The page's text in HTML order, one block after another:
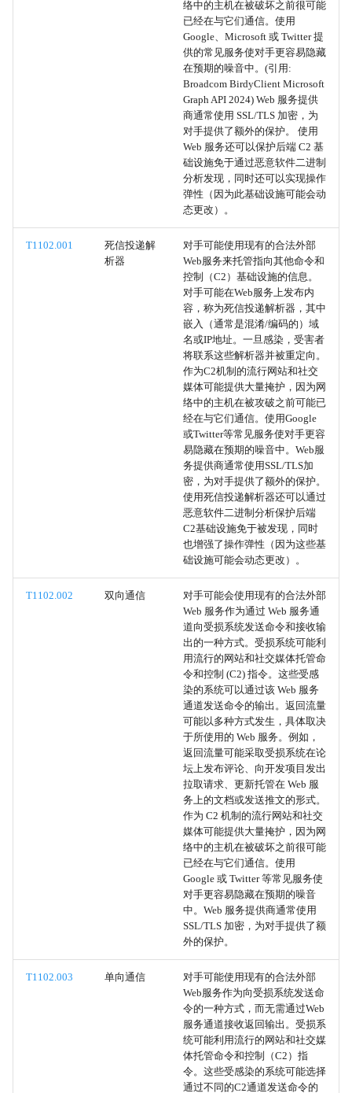
域账户
电子邮件账户
非应用层协议
络中的主机在被破坏之前很可能
已经在与它们通信。使用
Google、Microsoft 或 Twitter 提
供的常见服务使对手更容易隐藏
在预期的噪音中。(引用:
Broadcom BirdyClient Microsoft
Graph API 2024) Web 服务提供
商通常使用 SSL/TLS 加密，为
对手提供了额外的保护。 使用
Web 服务还可以保护后端 C2 基
础设施免于通过恶意软件二进制
分析发现，同时还可以实现操作
弹性（因为此基础设施可能会动
态更改）。
T1102.001
死信投递解
析器
对手可能使用现有的合法外部
Web服务来托管指向其他命令和
控制（C2）基础设施的信息。
对手可能在Web服务上发布内
容，称为死信投递解析器，其中
嵌入（通常是混淆/编码的）域
名或IP地址。一旦感染，受害者
将联系这些解析器并被重定向。
作为C2机制的流行网站和社交
媒体可能提供大量掩护，因为网
络中的主机在被攻破之前可能已
经在与它们通信。使用Google
或Twitter等常见服务使对手更容
易隐藏在预期的噪音中。Web服
务提供商通常使用SSL/TLS加
密，为对手提供了额外的保护。
使用死信投递解析器还可以通过
恶意软件二进制分析保护后端
C2基础设施免于被发现，同时
也增强了操作弹性（因为这些基
础设施可能会动态更改）。
T1102.002 双向通信
对手可能会使用现有的合法外部
Web 服务作为通过 Web 服务通
道向受损系统发送命令和接收输
出的一种方式。受损系统可能利
用流行的网站和社交媒体托管命
令和控制 (C2) 指令。这些受感
染的系统可以通过该 Web 服务
通道发送命令的输出。返回流量
可能以多种方式发生，具体取决
于所使用的 Web 服务。例如，
返回流量可能采取受损系统在论
坛上发布评论、向开发项目发出
拉取请求、更新托管在 Web 服
务上的文档或发送推文的形式。
作为 C2 机制的流行网站和社交
媒体可能提供大量掩护，因为网
络中的主机在被破坏之前很可能
已经在与它们通信。使用
Google 或 Twitter 等常见服务使
对手更容易隐藏在预期的噪音
中。Web 服务提供商通常使用
SSL/TLS 加密，为对手提供了额
外的保护。
T1102.003 单向通信
对手可能使用现有的合法外部
Web服务作为向受损系统发送命
令的一种方式，而无需通过Web
服务通道接收返回输出。受损系
统可能利用流行的网站和社交媒
体托管命令和控制（C2）指
令。这些受感染的系统可能选择
通过不同的C2通道发送命令的